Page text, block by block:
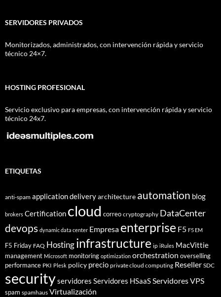
SERVIDORES PRIVADOS
Monitorizados, administrados, con intervención rápida y servicio
técnico 24×7.
HOSTING PROFESIONAL
Servicio exclusivo para empresas, con intervención rápida y servicio
técnico 24x7.
ETIQUETAS
anti-spam application deliveryarchitecture automation blog
brokers Certification cloud correo cryptography DataCenter
devops dynamic data center Empresa enterprise F5 F5 EM
F5 Friday FAQ Hostinginfrastructure ip iRules MacVittie
management Microsoft monitoring optimization orchestration overselling
performance PKI Plesk policy precio private cloud computing Reseller SDC
securityservidores Servidores HSaaSServidores VPS
spam spamhaus Virtualización